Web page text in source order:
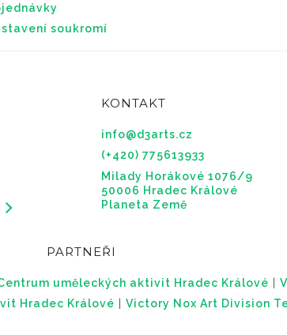
soukromí
KONTAKT
info@d3arts.cz
(+420) 775613933
Milady Horákové 1076/9
50006 Hradec Králové
Planeta Země
PARTNEŘI
uměleckých aktivit Hradec Králové
Hradec Králové Victory Nox Art Division